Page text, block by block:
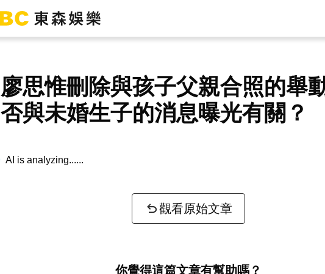
廖思惟刪除與孩子父親合照的舉
否與未婚生子的消息曝光有關？
AI is analyzing...
觀看原始文章
你覺得這篇文章有幫助嗎？